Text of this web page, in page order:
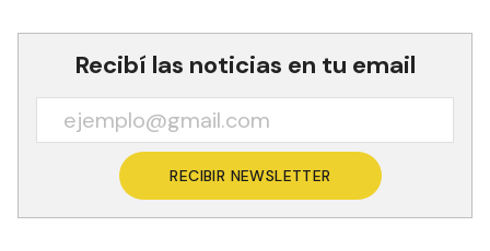
Recibí las noticias en tu email
RECIBIR NEWSLETTER